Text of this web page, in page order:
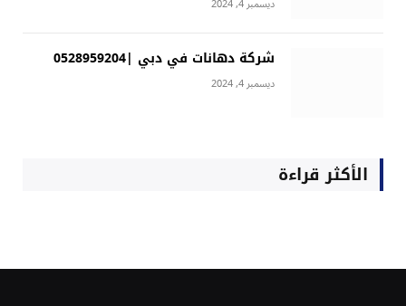
شركة دهانات في دبي |0528959204
ديسمبر 4, 2024
الأكثر قراءة